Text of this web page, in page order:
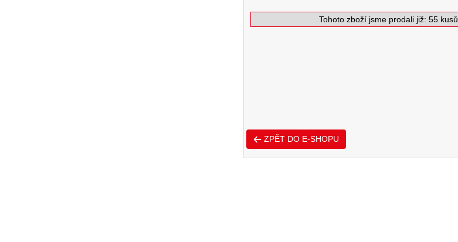
vrtací
a
Tohoto zboží jsme prodali již: 55 kusů
ZPĚT DO E-SHOPU